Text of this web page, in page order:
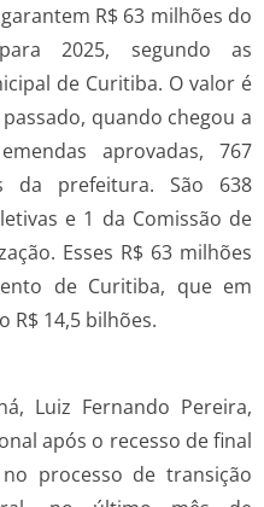
R$ 63 milhões do
2025, segundo as
de Curitiba. O valor é
quando chegou a
aprovadas, 767
da prefeitura. São 638
e 1 da Comissão de
Esses R$ 63 milhões
de Curitiba, que em
R$ 14,5 bilhões.
Luiz Fernando Pereira,
após o recesso de final
processo de transição